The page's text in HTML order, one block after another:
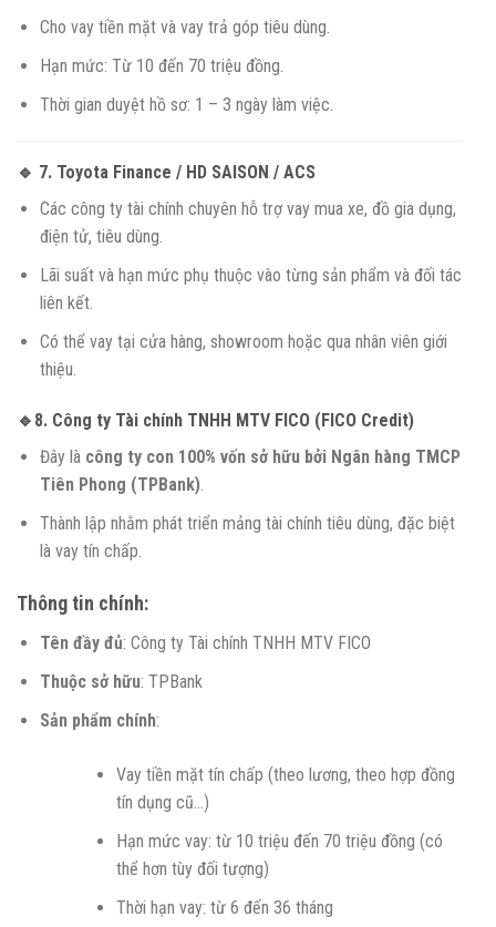
Cho vay tiền mặt và vay trả góp tiêu dùng.
Hạn mức: Từ 10 đến 70 triệu đồng.
Thời gian duyệt hồ sơ: 1 – 3 ngày làm việc.
🔹 7. Toyota Finance / HD SAISON / ACS
Các công ty tài chính chuyên hỗ trợ vay mua xe, đồ gia dụng,
điện tử, tiêu dùng.
Lãi suất và hạn mức phụ thuộc vào từng sản phẩm và đối tác
liên kết.
Có thể vay tại cửa hàng, showroom hoặc qua nhân viên giới
thiệu.
🔹8. Công ty Tài chính TNHH MTV FICO (FICO Credit)
Đây là công ty con 100% vốn sở hữu bởi Ngân hàng TMCP
Tiên Phong (TPBank).
Thành lập nhằm phát triển mảng tài chính tiêu dùng, đặc biệt
là vay tín chấp.
Thông tin chính:
Tên đầy đủ: Công ty Tài chính TNHH MTV FICO
Thuộc sở hữu: TPBank
Sản phẩm chính:
Vay tiền mặt tín chấp (theo lương, theo hợp đồng
tín dụng cũ…)
Hạn mức vay: từ 10 triệu đến 70 triệu đồng (có
thể hơn tùy đối tượng)
Thời hạn vay: từ 6 đến 36 tháng